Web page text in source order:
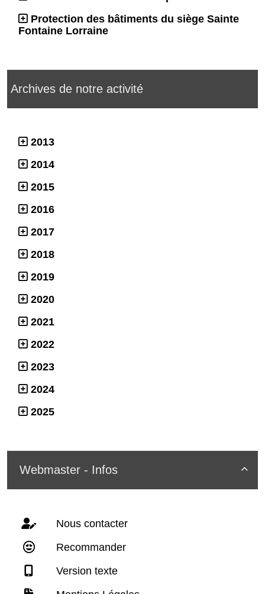
Protection des bâtiments du siège Sainte
Fontaine Lorraine
Archives de notre activité
2013
2014
2015
2016
2017
2018
2019
2020
2021
2022
2023
2024
2025

Webmaster - Infos
Nous contacter
Recommander
Version texte